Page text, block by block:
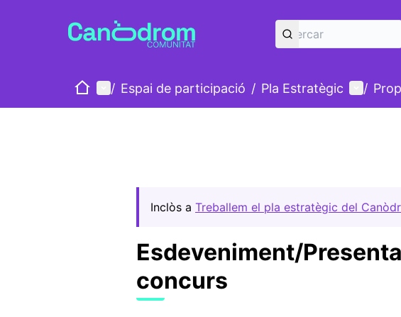
IniciMenú principal
/ Espai de participació / Pla Estratègic Menú
/
Inclòs a Treballem el pla estratègic del
Esdeveniment/
concurs